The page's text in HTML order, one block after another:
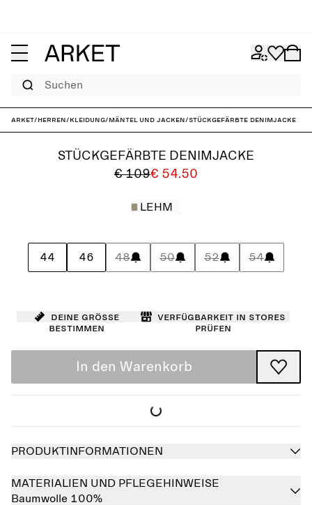
Suchen
ARKET/Herren/Kleidung/Mäntel und Jacken/Stückgefärbte Denimjacke
STÜCKGEFÄRBTE DENIMJACKE
€ 109€ 54.50
LEHM
44 46 48 50 52 54
Deine Größe
bestimmen
Verfügbarkeit in Stores
prüfen
In den Warenkorb
PRODUKTINFORMATIONEN
MATERIALIEN UND PFLEGEHINWEISE
Baumwolle 100%